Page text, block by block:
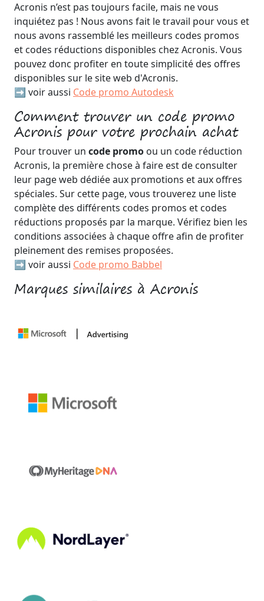
Acronis n’est pas toujours facile, mais ne vous
inquiétez pas ! Nous avons fait le travail pour vous et
nous avons rassemblé les meilleurs codes promos
et codes réductions disponibles chez Acronis. Vous
pouvez donc profiter en toute simplicité des offres
disponibles sur le site web d'Acronis.
➡️ voir aussi Code promo Autodesk
Comment trouver un code promo
Acronis pour votre prochain achat
Pour trouver un code promo ou un code réduction
Acronis, la première chose à faire est de consulter
leur page web dédiée aux promotions et aux offres
spéciales. Sur cette page, vous trouverez une liste
complète des différents codes promos et codes
réductions proposés par la marque. Vérifiez bien les
conditions associées à chaque offre afin de profiter
pleinement des remises proposées.
➡️ voir aussi Code promo Babbel
Marques similaires à Acronis